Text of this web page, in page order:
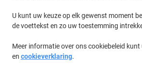
U kunt uw keuze op elk gewenst moment
de voettekst en zo uw toestemming
Meer informatie over ons cookiebeleid kunt
en cookieverklaring.